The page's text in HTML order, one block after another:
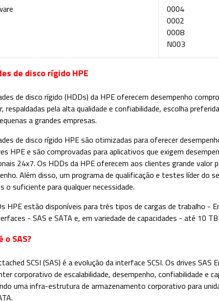
0004
0002
0008
N003
de disco rígido HPE
de disco rígido (HDDs) da HPE oferecem desempenho
respaldadas pela alta qualidade e confiabilidade, escolha
a grandes empresas.
de disco rígido HPE são otimizadas para oferecer
HPE e são comprovadas para aplicativos que exigem
24x7. Os HDDs da HPE oferecem aos clientes grande valor
Além disso, um programa de qualificação e testes líder do
o suficiente para qualquer necessidade.
HPE estão disponíveis para três tipos de cargas de trabalho -
- SAS e SATA e, em variedade de capacidades - até 10
o SAS?
SCSI (SAS) é a evolução da interface SCSI. Os drives
corporativo de escalabilidade, desempenho, confiabilidade e
uma infra-estrutura de armazenamento corporativo para